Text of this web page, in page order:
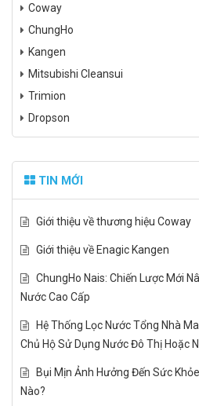
Coway
ChungHo
Kangen
Mitsubishi Cleansui
Trimion
Dropson
TIN MỚI
Giới thiệu về thương hiệu Coway
Giới thiệu về Enagic Kangen
ChungHo Nais: Chiến Lược Mới
Nước Cao Cấp
Hệ Thống Lọc Nước Tổng Nhà
Chủ Hộ Sử Dụng Nước Đô Thị Hoặc
Bụi Mịn Ảnh Hưởng Đến Sức
Nào?